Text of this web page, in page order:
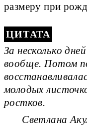
размеру при
За несколько
вообще. Потом
молодых
ростков.
Светлана